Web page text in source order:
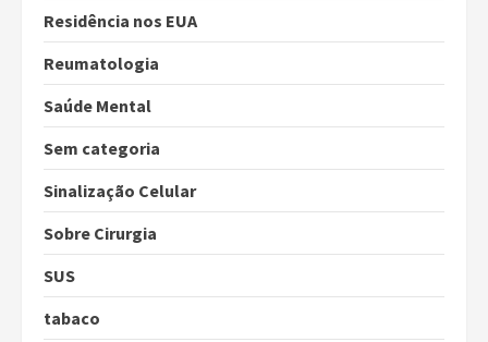
Residência nos EUA
Reumatologia
Saúde Mental
Sem categoria
Sinalização Celular
Sobre Cirurgia
SUS
tabaco